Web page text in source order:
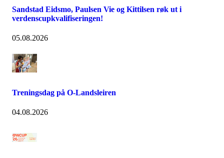
Sandstad Eidsmo, Paulsen Vie og Kittilsen røk ut i
verdenscupkvalifiseringen!
05.08.2026
Treningsdag på O-Landsleiren
04.08.2026